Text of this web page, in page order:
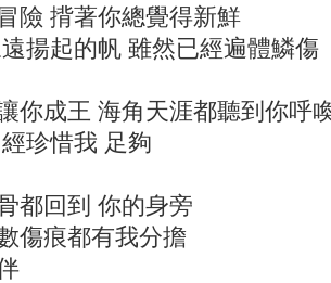
險 揹著你總覺得新鮮
揚起的帆 雖然已經遍體鱗傷
你成王 海角天涯都聽到你呼
珍惜我 足夠
都回到 你的身旁
傷痕都有我分擔